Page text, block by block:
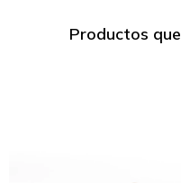
Productos